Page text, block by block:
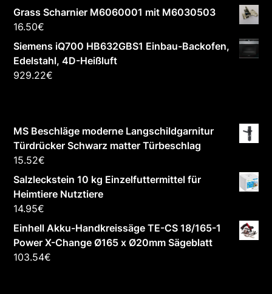
Grass Scharnier M6060001 mit M6030503
16.50€
Siemens iQ700 HB632GBS1 Einbau-Backofen,
Edelstahl, 4D-Heißluft
929.22€
MS Beschläge moderne Langschildgarnitur
Türdrücker Schwarz matter Türbeschlag
15.52€
Salzleckstein 10 kg Einzelfuttermittel für
Heimtiere Nutztiere
14.95€
Einhell Akku-Handkreissäge TE-CS 18/165-1
Power X-Change Ø165 x Ø20mm Sägeblatt
103.54€